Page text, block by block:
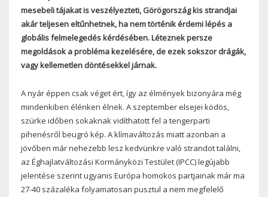
mesebeli tájakat is veszélyezteti, Görögország kis strandjai
akár teljesen eltűnhetnek, ha nem történik érdemi lépés a
globális felmelegedés kérdésében. Léteznek persze
megoldások a probléma kezelésére, de ezek sokszor drágák,
vagy kellemetlen döntésekkel járnak.
A nyár éppen csak véget ért, így az élmények bizonyára még
mindenkiben élénken élnek. A szeptember elsejei ködös,
szürke időben sokaknak vidíthatott fel a tengerparti
pihenésről beugró kép. A klímaváltozás miatt azonban a
jövőben már nehezebb lesz kedvünkre való strandot találni,
az Éghajlatváltozási Kormányközi Testület (IPCC) legújabb
jelentése szerint ugyanis Európa homokos partjainak már ma
27-40 százaléka folyamatosan pusztul a nem megfelelő